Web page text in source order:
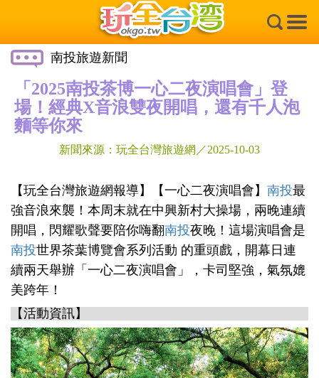
×
南投旅遊新聞
「2025南投茶博一心二夜演唱會」登
場！經典X音浪雙夜開唱，還有千人泡
麵等你來
新聞來源：玩全台灣旅遊網／2025-10-03
【玩全台灣旅遊網報導】【一心二夜演唱會】 南投最
強音浪來襲！本周末就在中興新村大操場，兩晚連續
開唱，閃耀歌聲要陪你嗨翻南投夜晚！這場演唱會是
南投世界茶葉博覽會系列活動 的重頭戲，開幕日連
續兩天舉辦「一心二夜演唱會」，卡司堅強，氣氛媲
美跨年！
【活動資訊】